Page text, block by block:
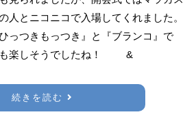
人とニコニコで入場してくれました。
っつきもっつき』と『ブランコ』で
も楽しそうでしたね！ &
続きを読む